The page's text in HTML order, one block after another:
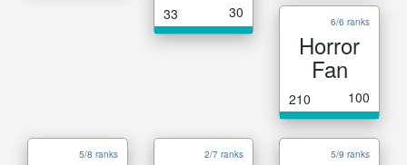
33 30
6/6 ranks
Horror
Fan
210 100
5/8 ranks 2/7 ranks 5/9 ranks